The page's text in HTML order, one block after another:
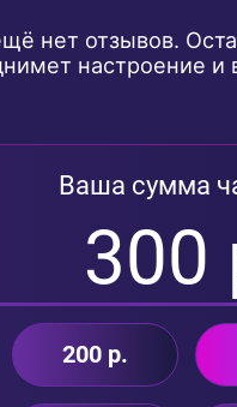
нет отзывов.
настроение и
Ваша сумма
200 р.